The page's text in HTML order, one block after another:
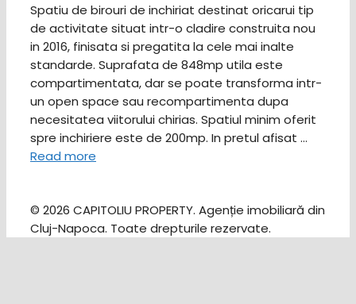
Spatiu de birouri de inchiriat destinat oricarui tip
de activitate situat intr-o cladire construita nou
in 2016, finisata si pregatita la cele mai inalte
standarde. Suprafata de 848mp utila este
compartimentata, dar se poate transforma intr-
un open space sau recompartimenta dupa
necesitatea viitorului chirias. Spatiul minim oferit
spre inchiriere este de 200mp. In pretul afisat …
Read more
© 2026 CAPITOLIU PROPERTY. Agenție imobiliară din
Cluj-Napoca. Toate drepturile rezervate.